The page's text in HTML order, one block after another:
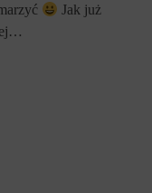
Jak już